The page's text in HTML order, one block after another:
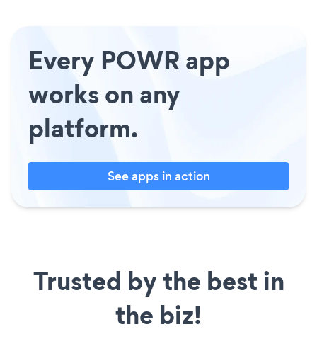
Every POWR app
works on any
platform.
See apps in action
Trusted by the best in
the biz!